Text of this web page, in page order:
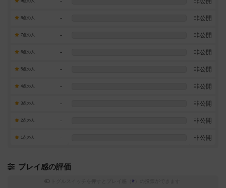
9点の人
8点の人 - 非公開
7点の人 - 非公開
6点の人 - 非公開
5点の人 - 非公開
4点の人 - 非公開
3点の人 - 非公開
2点の人 - 非公開
1点の人 - 非公開
プレイ感の評価
※